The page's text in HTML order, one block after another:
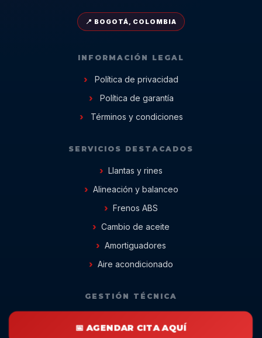
📍 BOGOTÁ, COLOMBIA
INFORMACIÓN LEGAL
Política de privacidad
Política de garantía
Términos y condiciones
SERVICIOS DESTACADOS
Llantas y rines
Alineación y balanceo
Frenos ABS
Cambio de aceite
Amortiguadores
Aire acondicionado
GESTIÓN TÉCNICA
📅 AGENDAR CITA AQUÍ